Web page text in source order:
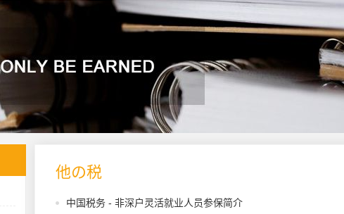
他の税
中国税务 - 非深户灵活就业人员参保简介